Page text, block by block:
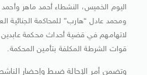
اليوم الخميس، النشطاء أحمد ماهر
ومحمد عادل “هارب” للمحاكمة الجنائية
لاتهامهم في قضية أحداث محكمة
قوات الشرطة المكلفة بتأمين المحكمة.
وتضمن أمر الإحالة ضبط وإحضار